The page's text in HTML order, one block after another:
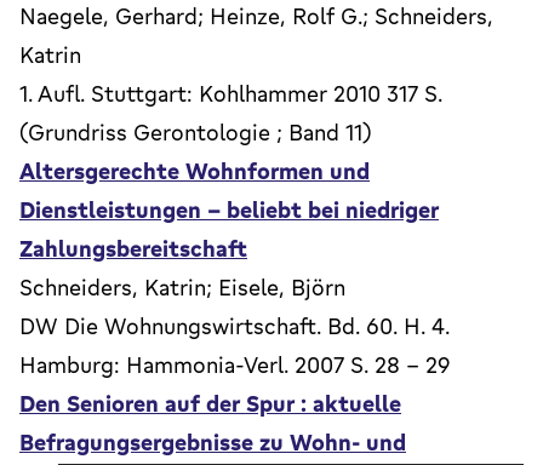
Naegele, Gerhard; Heinze, Rolf G.; Schneiders,
Katrin
1. Aufl. Stuttgart: Kohlhammer 2010 317 S.
(Grundriss Gerontologie ; Band 11)
Altersgerechte Wohnformen und
Dienstleistungen - beliebt bei niedriger
Zahlungsbereitschaft
Schneiders, Katrin; Eisele, Björn
DW Die Wohnungswirtschaft. Bd. 60. H. 4.
Hamburg: Hammonia-Verl. 2007 S. 28 - 29
Den Senioren auf der Spur : aktuelle
Befragungsergebnisse zu Wohn- und